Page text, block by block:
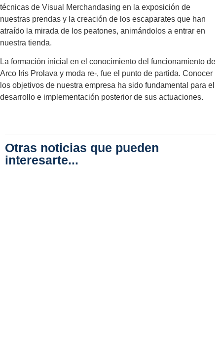
técnicas de Visual Merchandasing en la exposición de
nuestras prendas y la creación de los escaparates que han
atraído la mirada de los peatones, animándolos a entrar en
nuestra tienda.
La formación inicial en el conocimiento del funcionamiento de
Arco Iris Prolava y moda re-, fue el punto de partida. Conocer
los objetivos de nuestra empresa ha sido fundamental para el
desarrollo e implementación posterior de sus actuaciones.
Otras noticias que pueden
interesarte...